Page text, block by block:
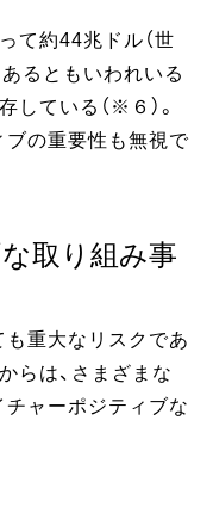
て約44兆ドル（世
るともいわれいる
している（※６）。
の重要性も無視で
取り組み事
重大なリスクであ
らは、さまざまな
ャーポジティブな